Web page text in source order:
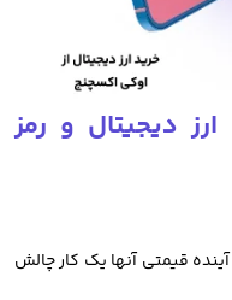
با کمترین کارمزد را
گران ایرانی میتوانند
انجام داده و از امکانات این
اوکی اکسچنج
دیجیتال و رمز
قیمتی آنها یک کار چالش